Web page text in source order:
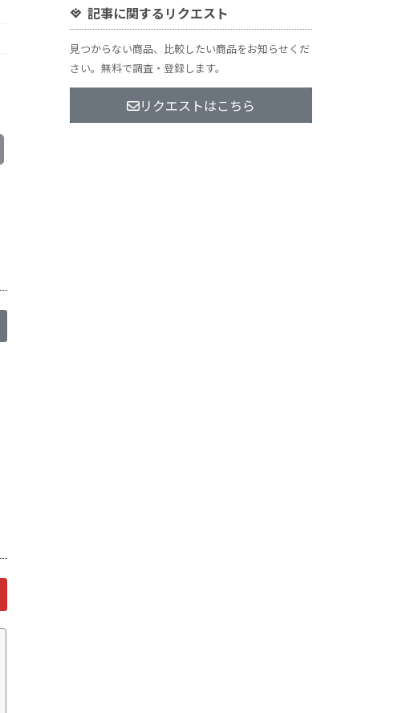
記事に関するリクエスト
見つからない商品、比較したい商品をお知らせくだ
さい。無料で調査・登録します。
リクエストはこちら